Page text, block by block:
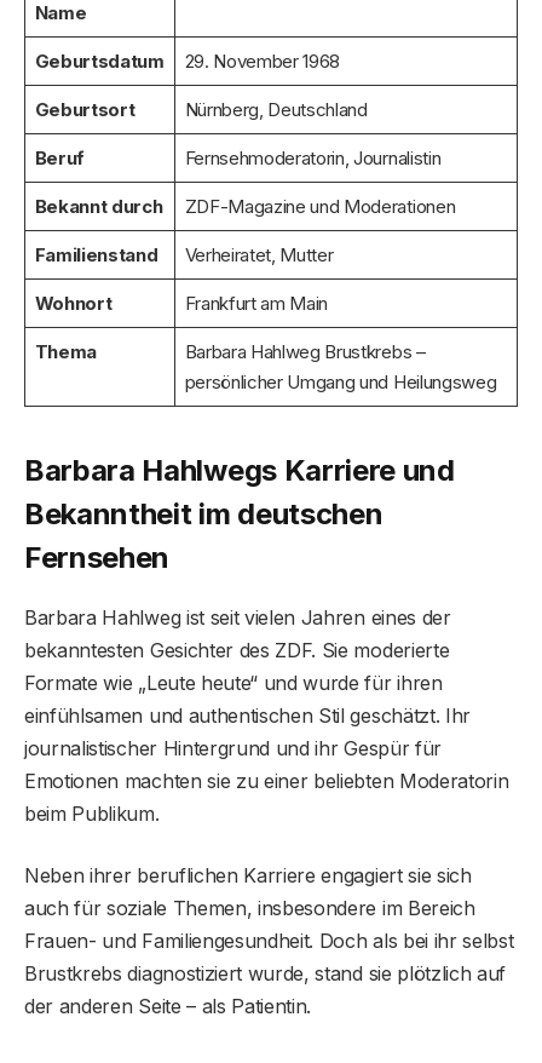
Name
Geburtsdatum 29. November 1968
Geburtsort Nürnberg, Deutschland
Beruf Fernsehmoderatorin, Journalistin
Bekannt durch ZDF-Magazine und Moderationen
Familienstand Verheiratet, Mutter
Wohnort Frankfurt am Main
Thema
Barbara Hahlweg Brustkrebs –
persönlicher Umgang und Heilungsweg
Barbara Hahlwegs Karriere und
Bekanntheit im deutschen
Fernsehen
Barbara Hahlweg ist seit vielen Jahren eines der
bekanntesten Gesichter des ZDF. Sie moderierte
Formate wie „Leute heute“ und wurde für ihren
einfühlsamen und authentischen Stil geschätzt. Ihr
journalistischer Hintergrund und ihr Gespür für
Emotionen machten sie zu einer beliebten Moderatorin
beim Publikum.
Neben ihrer beruflichen Karriere engagiert sie sich
auch für soziale Themen, insbesondere im Bereich
Frauen- und Familiengesundheit. Doch als bei ihr selbst
Brustkrebs diagnostiziert wurde, stand sie plötzlich auf
der anderen Seite – als Patientin.